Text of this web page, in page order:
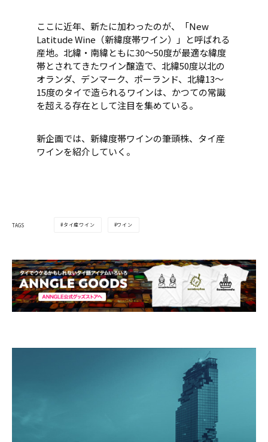
ここに近年、新たに加わったのが、「New
Latitude Wine（新緯度帯ワイン）」と呼ばれる
産地。北緯・南緯ともに30～50度が最適な緯度
帯とされてきたワイン醸造で、北緯50度以北の
オランダ、デンマーク、ポーランド、北緯13～
15度のタイで造られるワインは、かつての常識
を超える存在として注目を集めている。
新企画では、新緯度帯ワインの筆頭株、タイ産
ワインを紹介していく。
TAGS タイ産ワイン ワイン